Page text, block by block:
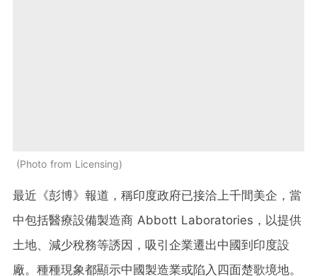
Photo from Licensing
最近《彭博》報道，稱印度政府已接洽上千間美企，當
中包括醫療設備製造商 Abbott Laboratories，以提供
土地、減少稅務等誘因，吸引企業遷出中國到印度設
廠。種種現象都顯示中國製造業或陷入四面楚歌境地。